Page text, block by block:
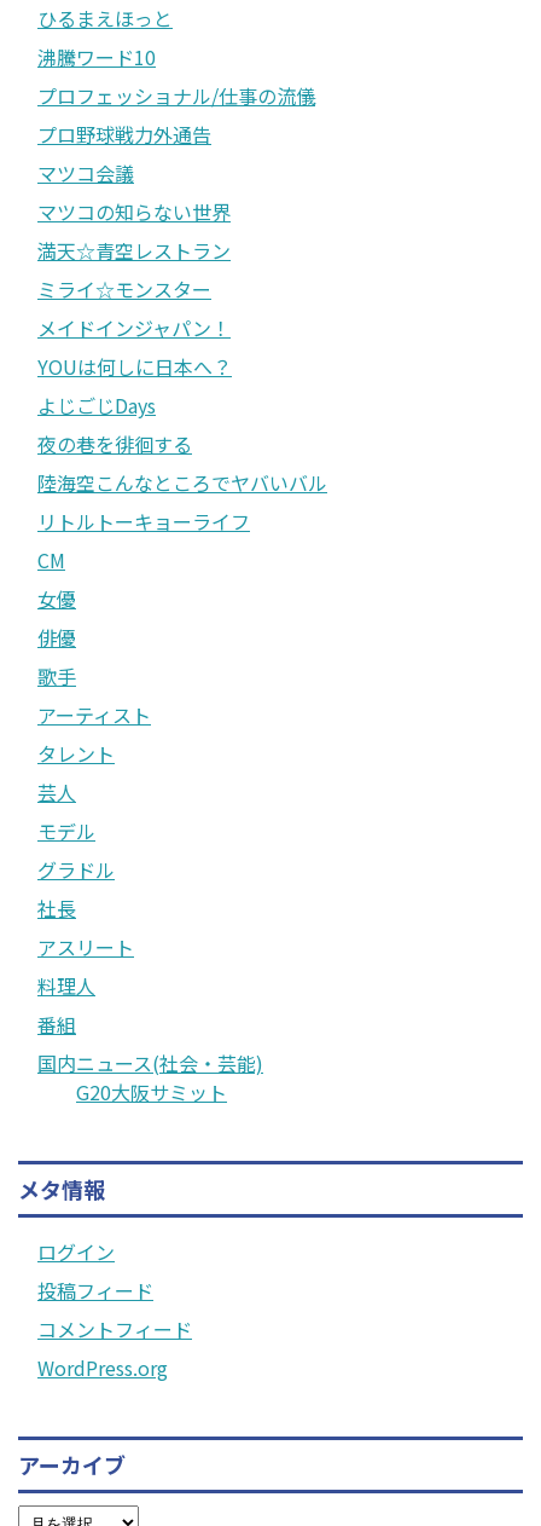
ひるまえほっと
沸騰ワード10
プロフェッショナル/仕事の流儀
プロ野球戦力外通告
マツコ会議
マツコの知らない世界
満天☆青空レストラン
ミライ☆モンスター
メイドインジャパン！
YOUは何しに日本へ？
よじごじDays
夜の巷を徘徊する
陸海空こんなところでヤバいバル
リトルトーキョーライフ
CM
女優
俳優
歌手
アーティスト
タレント
芸人
モデル
グラドル
社長
アスリート
料理人
番組
国内ニュース(社会・芸能)
G20大阪サミット
メタ情報
ログイン
投稿フィード
コメントフィード
WordPress.org
アーカイブ